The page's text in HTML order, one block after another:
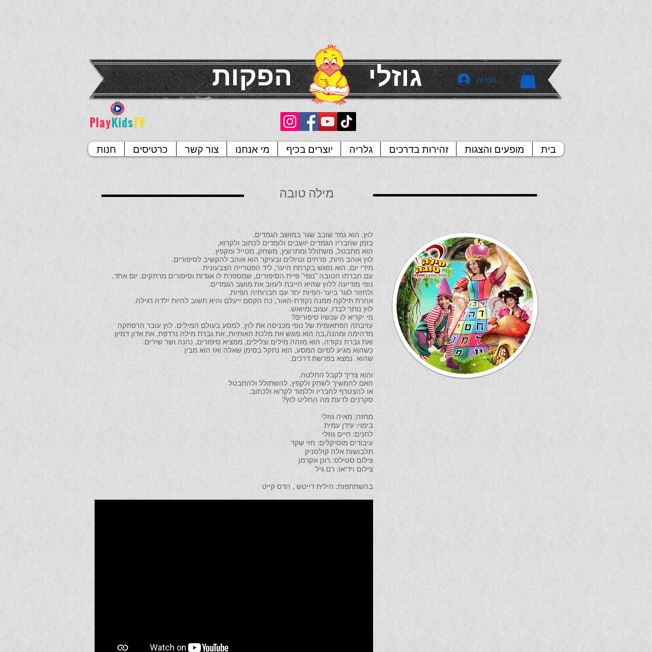
הפקות גוזלי להתחברות
חנות כרטיסים צור קשר מי אנחנו יוצרים בכיף גלריה זהירות בדרכים מופעים והצגות בית
מילה טובה
לוץ, הוא גמד שובב שגר במושב הגמדים.
בזמן שחבריו הגמדים יושבים ולומדים לכתוב ולקרוא,
הוא מתבטל, משתולל ומתרוצץ, משחק, מטייל ומקפץ.
לוץ אוהב חיות, פרחים וטיולים ובעיקר הוא אוהב להקשיב לסיפורים.
מידי יום, הוא נפגש בקרחת היער, ליד הפטרייה הצבעונית
עם חברתו הטובה "נופי" פיית הסיפורים, שמספרת לו אגדות וסיפורים מרתקים. יום אחד,
נופי מודיעה ללוץ שהיא חייבת לעזוב את מושב הגמדים.
ולחזור לגור ביער-הפיות יחד עם חברותיה הפיות.
אחרת תילקח ממנה נקודת-האור, כח הקסם ייעלם והיא תשוב להיות ילדה רגילה.
לוץ נותר לבדו, עצוב ומיואש.
מי יקריא לו עכשיו סיפורים?
עזיבתה הפתאומית של נופי מכניסה את לוץ, למסע בעולם המילים. לוץ עובר הרפתקה
מדהימה ומהנה,בה הוא פוגש את מלכת האותיות, את גברת מילה נרדפת, את אדון דמיון
ואת גברת נקודה. הוא מזהה מילים וצלילים, ממציא סיפורים, נהנה ושר שירים.
כשהוא מגיע לסיום המסע, הוא נתקל בסימן שאלה ואז הוא מבין
שהוא נמצא בפרשת דרכים.
והוא צריך לקבל החלטה.
האם להמשיך לשחק ולקפץ, להשתולל ולהתבטל
או להצטרף לחבריו וללמוד לקרוא ולכתוב.
סקרנים לדעת מה החליט לוץ?
מחזה: מאיה גוזלי
בימוי: עידן עמית
לחנים: חיים גוזלי
עיבודים מוסיקלים: חזי שקד
תלבושות אלה קולסניק
צילום סטילס: רונן אקרמן
צילום וידיאו: רם גיל
בהשתתפות: הילית דייטש , הדס קייט